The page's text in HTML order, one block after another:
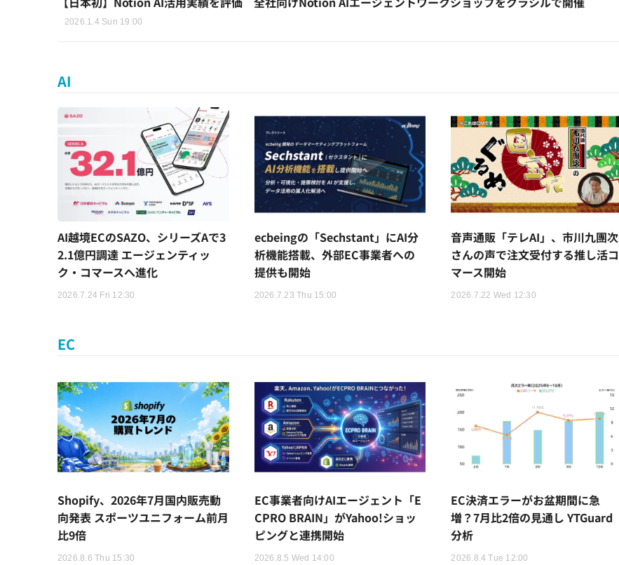
2026.1.4 Sun 19:00
AI
AI越境ECのSAZO、シリーズAで3
2.1億円調達 エージェンティッ
ク・コマースへ進化
2026.7.24 Fri 12:30
ecbeingの「Sechstant」にAI分
析機能搭載、外部EC事業者への
提供も開始
2026.7.23 Thu 15:00
音声通販「テレAI」、市川九團次
さんの声で注文受付する推し活コ
マース開始
2026.7.22 Wed 12:30
EC
Shopify、2026年7月国内販売動
向発表 スポーツユニフォーム前月
比9倍
2026.8.6 Thu 15:30
EC事業者向けAIエージェント「E
CPRO BRAIN」がYahoo!ショッ
ピングと連携開始
2026.8.5 Wed 14:00
EC決済エラーがお盆期間に急
増？7月比2倍の見通し YTGuard
分析
2026.8.4 Tue 12:00